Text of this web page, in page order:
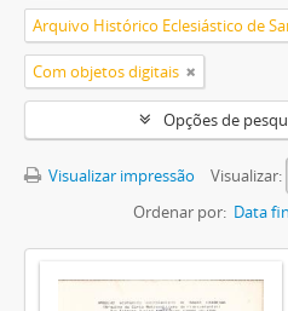
Com objetos digitais
Opções de
Visualizar impressão
Visualizar:
Ordenar por: Data